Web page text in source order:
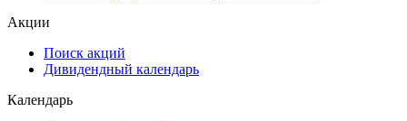
Акции
Поиск акций
Дивидендный календарь
Календарь